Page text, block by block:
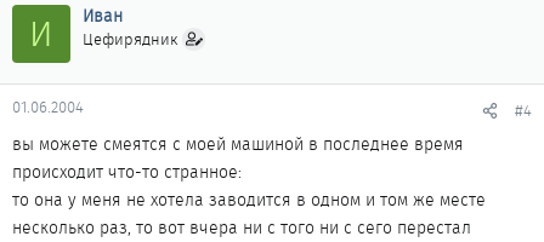
И Иван
Цефирядник
01.06.2004 #4
вы можете смеятся с моей машиной в последнее время
происходит что-то странное:
то она у меня не хотела заводится в одном и том же месте
несколько раз, то вот вчера ни с того ни с сего перестал